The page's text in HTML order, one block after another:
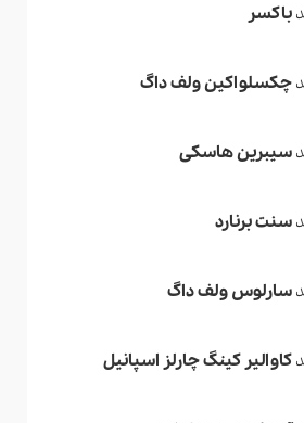
باکسر
چکسلواکین ولف داگ
سیبرین هاسکی
سنت برنارد
سارلوس ولف داگ
کاوالیر کینگ چارلز اسپانیل